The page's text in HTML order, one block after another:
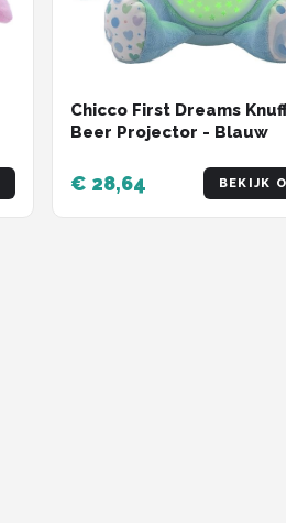
Chicco First Dreams
Beer Projector - Blauw
€ 28,64 BEKIJK